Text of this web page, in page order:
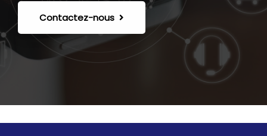
Contactez-nous